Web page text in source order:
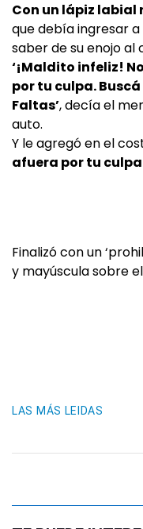
Con un lápiz labial
que debía ingresar
saber de su enojo
‘¡Maldito infeliz!
por tu culpa.
Faltas’, decía el
auto.
Y le agregó en el
afuera por tu culpa
Finalizó con un
y mayúscula sobre
LAS MÁS LEIDAS